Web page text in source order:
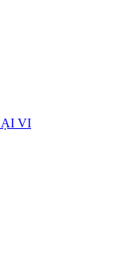
VI